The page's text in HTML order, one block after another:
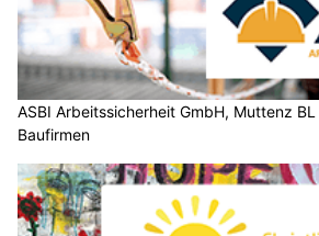
ASBI Arbeitssicherheit GmbH, Muttenz
Baufirmen